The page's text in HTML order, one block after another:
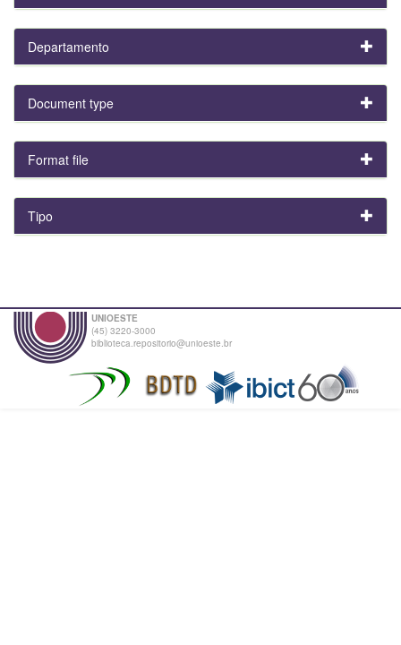
Departamento
Document type
Format file
Tipo
UNIOESTE
(45) 3220-3000
biblioteca.repositorio@unioeste.br